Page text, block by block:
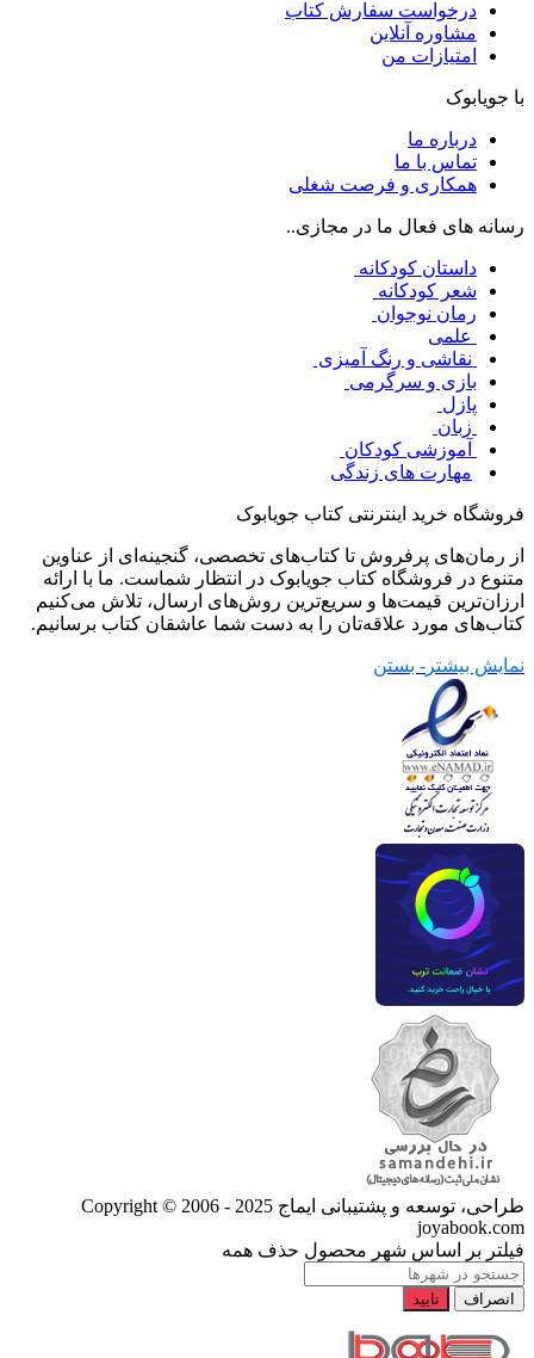
درخواست سفارش کتاب
مشاوره آنلاین
امتیازات من
با جویابوک
درباره ما
تماس با ما
همکاری و فرصت شغلی
رسانه های فعال ما در مجازی..
داستان کودکانه
شعر کودکانه
رمان نوجوان
علمی
نقاشی و رنگ آمیزی
بازی و سرگرمی
پازل
زبان
آموزشی کودکان
مهارت های زندگی
فروشگاه خرید اینترنتی کتاب جویابوک
از رمان‌های پرفروش تا کتاب‌های تخصصی، گنجینه‌ای از عناوین
متنوع در فروشگاه کتاب جویابوک در انتظار شماست. ما با ارائه
ارزان‌ترین قیمت‌ها و سریع‌ترین روش‌های ارسال، تلاش می‌کنیم
کتاب‌های مورد علاقه‌تان را به دست شما عاشقان کتاب برسانیم.
نمایش بیشتر - بستن
طراحی، توسعه و پشتیبانی ایماج Copyright © 2006 - 2025
joyabook.com
فیلتر بر اساس شهر محصول حذف همه
انصراف تایید